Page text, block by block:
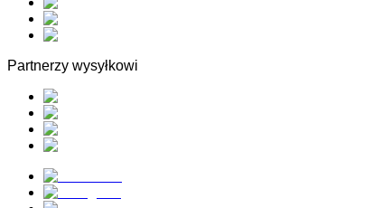
Partnerzy wysyłkowi